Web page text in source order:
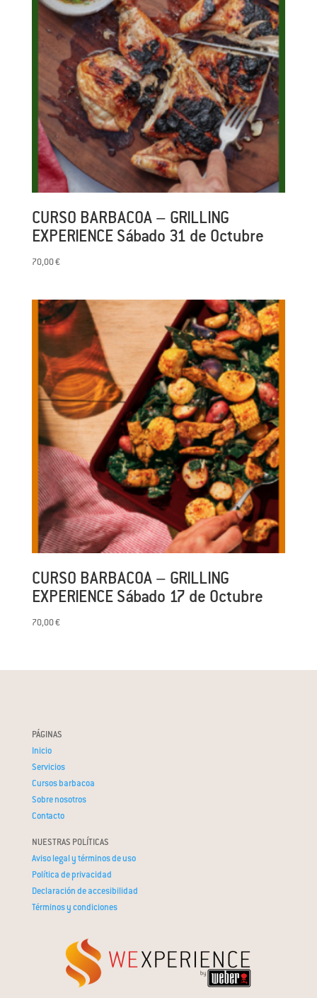
CURSO BARBACOA – GRILLING
EXPERIENCE Sábado 31 de Octubre
70,00€
CURSO BARBACOA – GRILLING
EXPERIENCE Sábado 17 de Octubre
70,00€
PÁGINAS
Inicio
Servicios
Cursos barbacoa
Sobre nosotros
Contacto
NUESTRAS POLÍTICAS
Aviso legal y términos de uso
Política de privacidad
Declaración de accesibilidad
Términos y condiciones